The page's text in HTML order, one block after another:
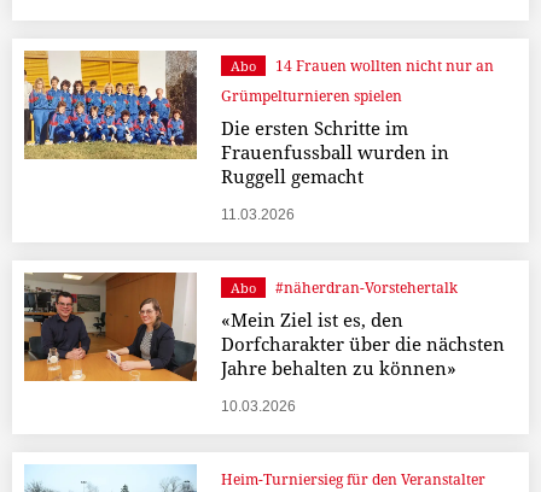
Abo
14 Frauen wollten nicht nur an
Grümpelturnieren spielen
Die ersten Schritte im
Frauenfussball wurden in
Ruggell gemacht
11.03.2026
Abo #näherdran-Vorstehertalk
«Mein Ziel ist es, den
Dorfcharakter über die nächsten
Jahre behalten zu können»
10.03.2026
Heim-Turniersieg für den Veranstalter